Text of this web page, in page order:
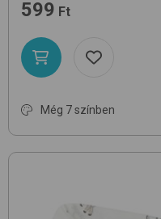
599 Ft
Még 7 színben